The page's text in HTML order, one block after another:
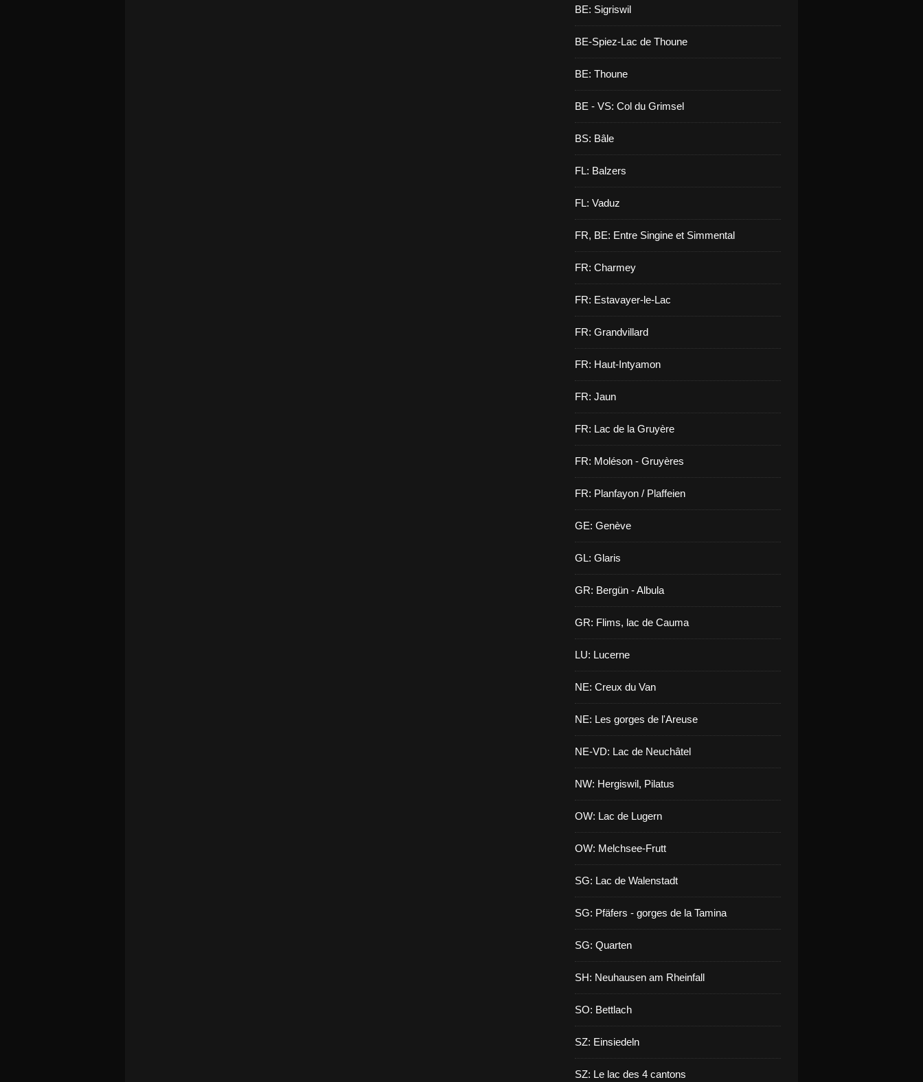
BE: Sigriswil
BE-Spiez-Lac de Thoune
BE: Thoune
BE - VS: Col du Grimsel
BS: Bâle
FL: Balzers
FL: Vaduz
FR, BE: Entre Singine et Simmental
FR: Charmey
FR: Estavayer-le-Lac
FR: Grandvillard
FR: Haut-Intyamon
FR: Jaun
FR: Lac de la Gruyère
FR: Moléson - Gruyères
FR: Planfayon / Plaffeien
GE: Genève
GL: Glaris
GR: Bergün - Albula
GR: Flims, lac de Cauma
LU: Lucerne
NE: Creux du Van
NE: Les gorges de l'Areuse
NE-VD: Lac de Neuchâtel
NW: Hergiswil, Pilatus
OW: Lac de Lugern
OW: Melchsee-Frutt
SG: Lac de Walenstadt
SG: Pfäfers - gorges de la Tamina
SG: Quarten
SH: Neuhausen am Rheinfall
SO: Bettlach
SZ: Einsiedeln
SZ: Le lac des 4 cantons